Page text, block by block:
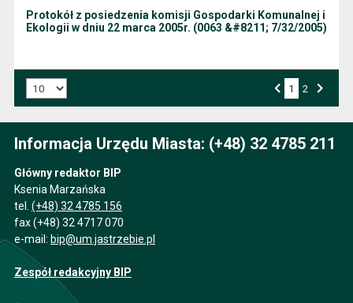
Protokół z posiedzenia komisji Gospodarki Komunalnej i
Ekologii w dniu 22 marca 2005r. (0063 &#8211; 7/32/2005)
1 2
Informacja Urzędu Miasta: (+48) 32 4785 211
Główny redaktor BIP
Ksenia Marzańska
tel. (+48) 32 4785 156
fax (+48) 32 4717 070
e-mail: bip@um.jastrzebie.pl
Zespół redakcyjny BIP